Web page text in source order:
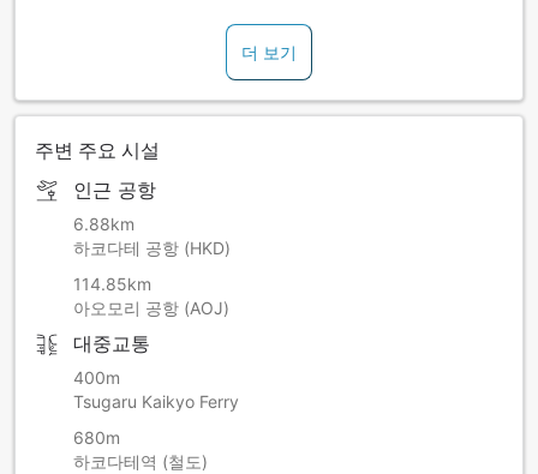
더 보기
주변 주요 시설
인근 공항
6.88km
하코다테 공항 (HKD)
114.85km
아오모리 공항 (AOJ)
대중교통
400m
Tsugaru Kaikyo Ferry
680m
하코다테역 (철도)